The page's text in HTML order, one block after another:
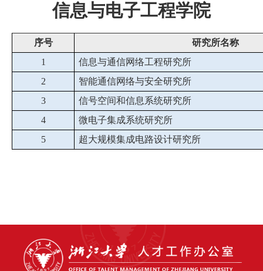
信息与电子工程学院
序号
研究所名称
1
信息与通信网络工程研究所
2
智能通信网络与安全研究所
3
信号空间和信息系统研究所
4
微电子集成系统研究所
5
超大规模集成电路设计研究所